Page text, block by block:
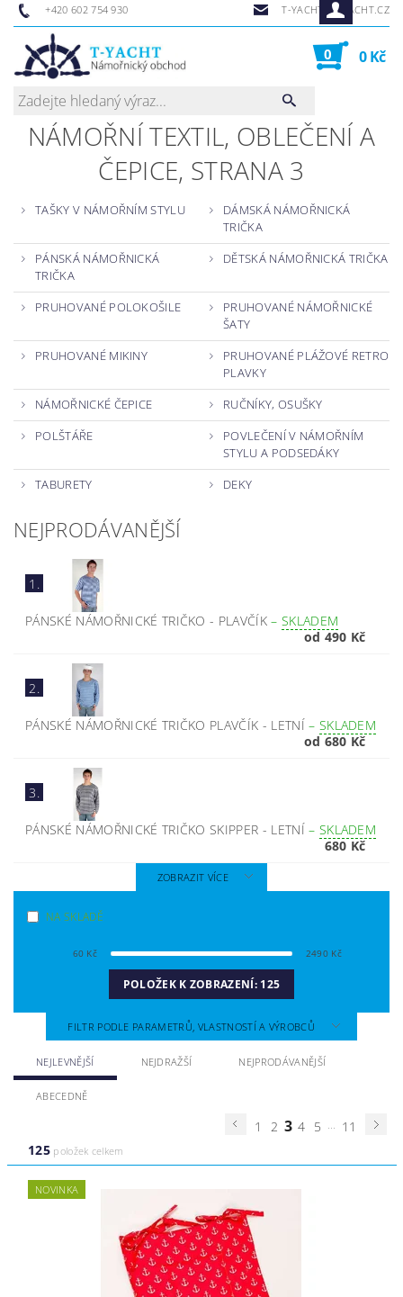
+420 602 754 930 T-YACHT@T-YACHT.CZ
0 0 Kč
NÁMOŘNÍ TEXTIL, OBLEČENÍ A
ČEPICE, STRANA 3
TAŠKY V NÁMOŘNÍM STYLU
DÁMSKÁ NÁMOŘNICKÁ
TRIČKA
PÁNSKÁ NÁMOŘNICKÁ
TRIČKA
DĚTSKÁ NÁMOŘNICKÁ TRIČKA
PRUHOVANÉ POLOKOŠILE
PRUHOVANÉ NÁMOŘNICKÉ
ŠATY
PRUHOVANÉ MIKINY
PRUHOVANÉ PLÁŽOVÉ RETRO
PLAVKY
NÁMOŘNICKÉ ČEPICE
RUČNÍKY, OSUŠKY
POLŠTÁŘE
POVLEČENÍ V NÁMOŘNÍM
STYLU A PODSEDÁKY
TABURETY
DEKY
NEJPRODÁVANĚJŠÍ
1.
PÁNSKÉ NÁMOŘNICKÉ TRIČKO - PLAVČÍK– SKLADEM
od 490 Kč
2.
PÁNSKÉ NÁMOŘNICKÉ TRIČKO PLAVČÍK - LETNÍ– SKLADEM
od 680 Kč
3.
PÁNSKÉ NÁMOŘNICKÉ TRIČKO SKIPPER - LETNÍ– SKLADEM
680 Kč
ZOBRAZIT VÍCE
NA SKLADĚ
60 Kč 2490 Kč
POLOŽEK K ZOBRAZENÍ: 125
FILTR PODLE PARAMETRŮ, VLASTNOSTÍ A VÝROBCŮ
NEJLEVNĚJŠÍ NEJDRAŽŠÍ NEJPRODÁVANĚJŠÍ
ABECEDNĚ
1 2 3 4 5 ... 11
125položek celkem
NOVINKA